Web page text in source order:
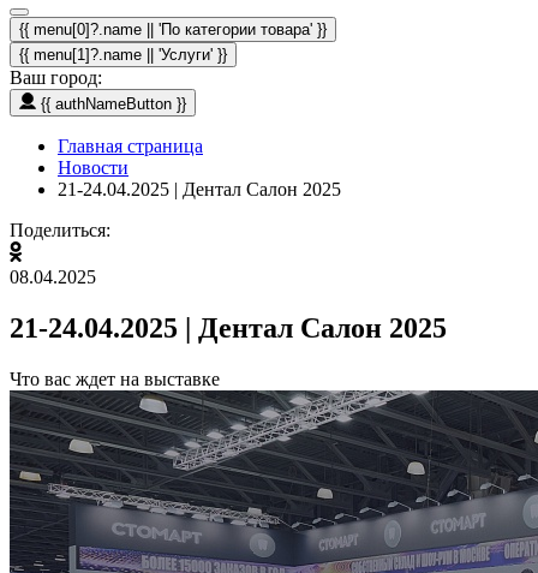
{{ menu[0]?.name || 'По категории товара' }}
{{ menu[1]?.name || 'Услуги' }}
Ваш город:
{{ authNameButton }}
Главная страница
Новости
21-24.04.2025 | Дентал Салон 2025
Поделиться:
08.04.2025
21-24.04.2025 | Дентал Салон 2025
Что вас ждет на выставке